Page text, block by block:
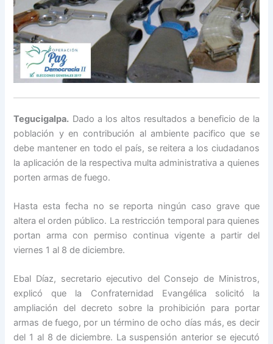
Tegucigalpa. Dado a los altos resultados a beneficio de la
población y en contribución al ambiente pacifico que se
debe mantener en todo el país, se reitera a los ciudadanos
la aplicación de la respectiva multa administrativa a quienes
porten armas de fuego.
Hasta esta fecha no se reporta ningún caso grave que
altera el orden público. La restricción temporal para quienes
portan arma con permiso continua vigente a partir del
viernes 1 al 8 de diciembre.
Ebal Díaz, secretario ejecutivo del Consejo de Ministros,
explicó que la Confraternidad Evangélica solicitó la
ampliación del decreto sobre la prohibición para portar
armas de fuego, por un término de ocho días más, es decir
del 1 al 8 de diciembre. La suspensión anterior se ejecutó